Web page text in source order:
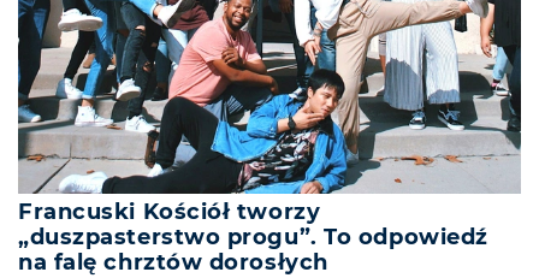
Francuski Kościół tworzy
„duszpasterstwo progu”. To odpowiedź
na falę chrztów dorosłych